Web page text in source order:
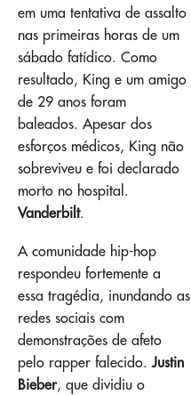
em uma tentativa de assalto
nas primeiras horas de um
sábado fatídico. Como
resultado, King e um amigo
de 29 anos foram
baleados. Apesar dos
esforços médicos, King não
sobreviveu e foi declarado
morto no hospital.
Vanderbilt.
A comunidade hip-hop
respondeu fortemente a
essa tragédia, inundando as
redes sociais com
demonstrações de afeto
pelo rapper falecido.Justin
Bieber, que dividiu o